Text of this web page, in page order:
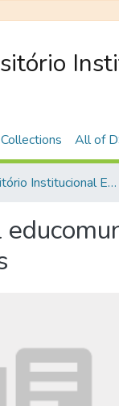
All of
Repositório Institucional EESC